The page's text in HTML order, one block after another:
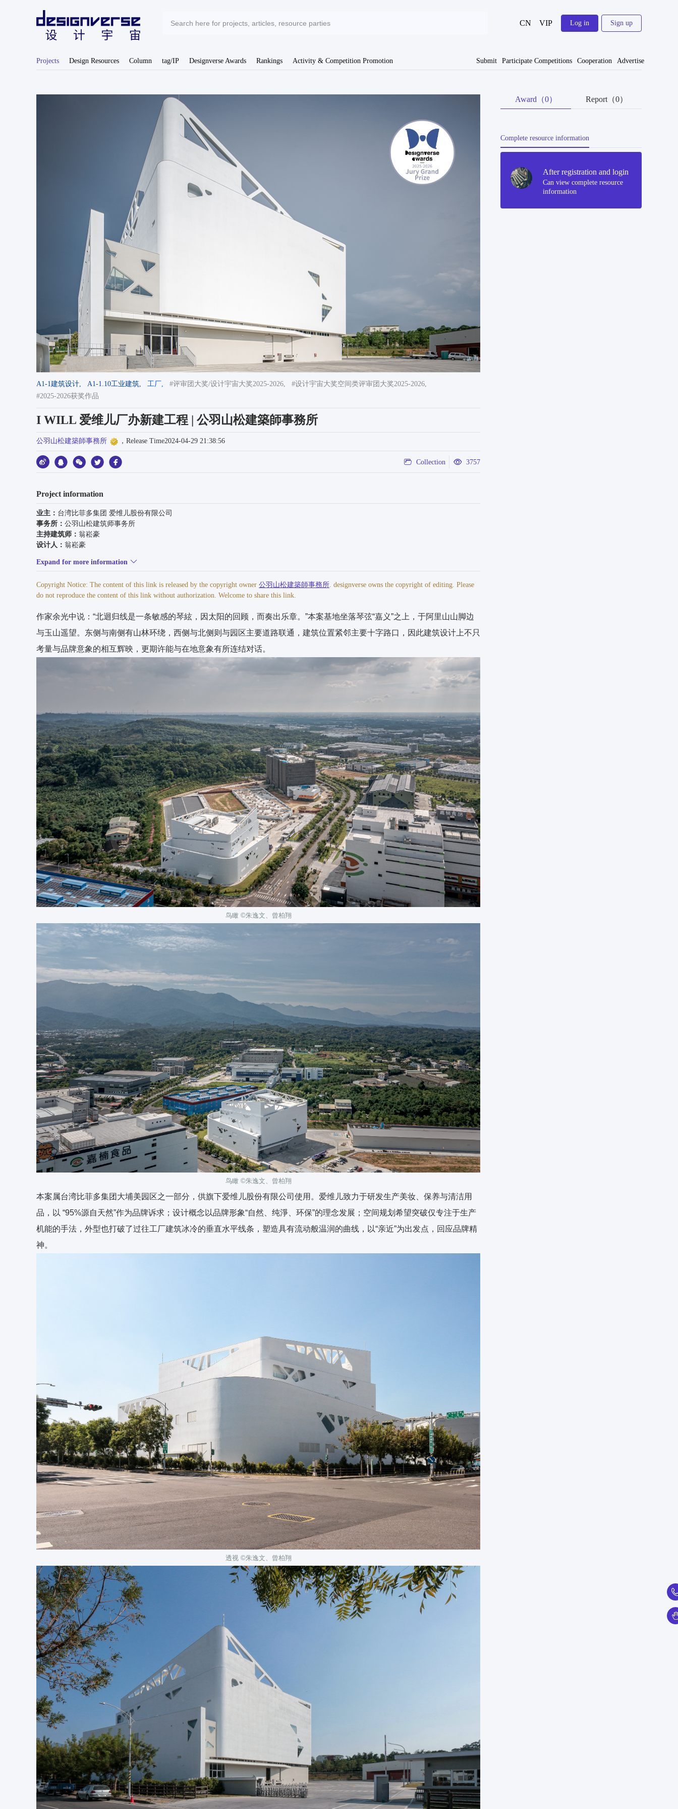
CN VIP Log in Sign up
Projects Design Resources Column tag/IP Designverse Awards Rankings Activity & Competition Promotion Submit Participate Competitions Cooperation Advertise
A1-1建筑设计, A1-1.10工业建筑, 工厂, #评审团大奖/设计宇宙大奖2025-2026,
#设计宇宙大奖空间类评审团大奖2025-2026,
#2025-2026获奖作品
I WILL 爱维儿厂办新建工程 | 公羽山松建築師事務所
公羽山松建築師事務所 ，Release Time2024-04-29 21:38:56
Collection 3757
Project information
业主： 台湾比菲多集团 爱维儿股份有限公司
事务所： 公羽山松建筑师事务所
主持建筑师： 翁崧豪
设计人： 翁崧豪
结构：联邦工程顾问股份有限公司
承造人：丽明营造股份有限公司
空间内容：厂房及办公室
基地位置：嘉义县大林镇
建筑面积：3001.38㎡
完工时间：2021年2月
工程造价：新台币5亿6,057万
摄影：朱逸文、曾柏翔
Client: iWill Biomedical Technology Inc., Taiwan Bifido Group
Design Team: WSAA Design Team
Lead Architect: Weng Sung Hao
Design: Weng Sung Hao
Participants: Wang Kai Di, Lee Jang Lin, Wang Kai Ting, Liao Shi Hua, Xiao Zhi Xiong, Zhang Ting Wei, Xiao Yu Jung, Hsieh Wen En.
Structural Engineer: Federal Engineering Consultants Inc.
Electrical Consultant: Zhizhan Engineering Consultants Inc.
Client: iWill Biomedical Technology Inc., Taiwan Bifido Group
Design Team: WSAA Design Team
Lead Architect: Weng Sung Hao
Wang Kai Di, Lee Jang Lin, Wang Kai Ting, Liao Shi Hua, Xiao Zhi Xiong, Zhang Ting Wei, Xiao Yu Jung, Hsieh Wen En.
Structural Engineer: Federal Engineering Consultants Inc.
Electrical Consultant: Zhizhan Engineering Consultants Inc.
Contractor: Lee Ming Construction Co.
Photographs: Chu Yi Wen, Tseng Bo Xiang
Expand for more information
Copyright Notice: The content of this link is released by the copyright owner 公羽山松建築師事務所. designverse owns the copyright of editing. Please
do not reproduce the content of this link without authorization. Welcome to share this link.
作家余光中说：“北迴归线是一条敏感的琴絃，因太阳的回顾，而奏出乐章。”本案基地坐落琴弦“嘉义”之上，于阿里山山脚边
与玉山遥望。东侧与南侧有山林环绕，西侧与北侧则与园区主要道路联通，建筑位置紧邻主要十字路口，因此建筑设计上不只
考量与品牌意象的相互辉映，更期许能与在地意象有所连结对话。
鸟瞰 ©朱逸文、曾柏翔
鸟瞰 ©朱逸文、曾柏翔
本案属台湾比菲多集团大埔美园区之一部分，供旗下爱维儿股份有限公司使用。爱维儿致力于研发生产美妆、保养与清洁用
品，以 “95%源自天然”作为品牌诉求；设计概念以品牌形象“自然、纯淨、环保”的理念发展；空间规划希望突破仅专注于生产
机能的手法，外型也打破了过往工厂建筑冰冷的垂直水平线条，塑造具有流动般温润的曲线，以“亲近”为出发点，回应品牌精
神。
透视 ©朱逸文、曾柏翔
Award（0） Report（0）
Complete resource information
After registration and login
Can view complete resource
information